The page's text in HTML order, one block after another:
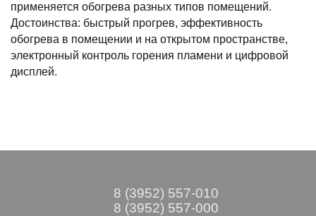
применяется обогрева разных типов помещений.
Достоинства: быстрый прогрев, эффективность
обогрева в помещении и на открытом пространстве,
электронный контроль горения пламени и цифровой
дисплей.
8 (3952) 557-010
8 (3952) 557-000